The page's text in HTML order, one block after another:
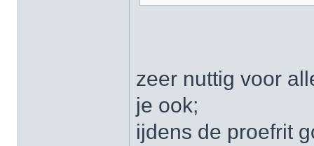
zeer nuttig voor
je ook;
ijdens de proefrit